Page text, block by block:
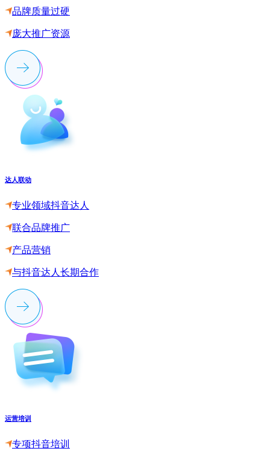
品牌质量过硬
庞大推广资源
达人联动
专业领域抖音达人
联合品牌推广
产品营销
与抖音达人长期合作
运营培训
专项抖音培训